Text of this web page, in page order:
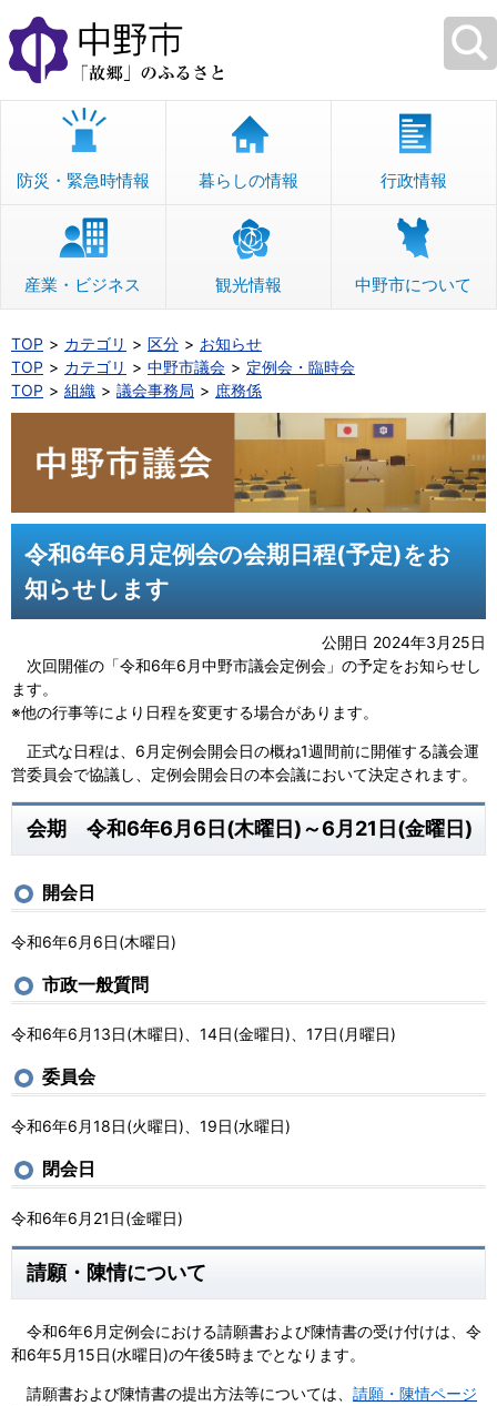
本
文
へ
移
防災・緊急時情報 暮らしの情報 行政情報
産業・ビジネス 観光情報 中野市について
TOP カテゴリ 区分
お知らせ
TOP
カテゴリ 中野市議会
定例会・臨時会
TOP
組織 議会事務局 庶務係
令和6年6月定例会の会期日程(予定)をお
知らせします
公開日 2024年3月25日
次回開催の「令和6年6月中野市議会定例会」の予定をお知らせし
ます。
※他の行事等により日程を変更する場合があります。
正式な日程は、6月定例会開会日の概ね1週間前に開催する議会運
営委員会で協議し、定例会開会日の本会議において決定されます。
会期 令和6年6月6日(木曜日)～6月21日(金曜日)
開会日
令和6年6月6日(木曜日)
市政一般質問
令和6年6月13日(木曜日)、14日(金曜日)、17日(月曜日)
委員会
令和6年6月18日(火曜日)、19日(水曜日)
閉会日
令和6年6月21日(金曜日)
請願・陳情について
令和6年6月定例会における請願書および陳情書の受け付けは、令
和6年5月15日(水曜日)の午後5時までとなります。
請願書および陳情書の提出方法等については、 請願・陳情ページ